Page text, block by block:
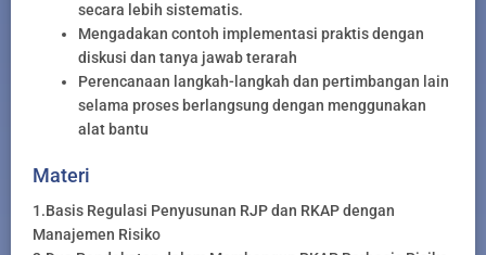
secara lebih sistematis.
Mengadakan contoh implementasi praktis dengan
diskusi dan tanya jawab terarah
Perencanaan langkah-langkah dan pertimbangan lain
selama proses berlangsung dengan menggunakan
alat bantu
Materi
1.Basis Regulasi Penyusunan RJP dan RKAP dengan
Manajemen Risiko